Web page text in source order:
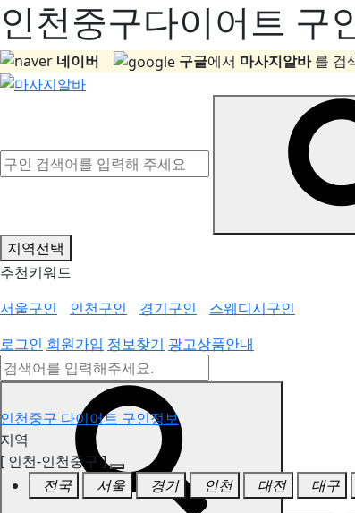
인천중구다이어트 구
네이버 구글에서 마사지알바를 검
지역선택
추천키워드
서울구인
인천구인 경기구인
스웨디시구인
로그인 회원가입 정보찾기 광고상품안내
인천중구 다이어트 구인정보
지역
[ 인천-인천중구 ]
전국
서울 경기 인천 대전 대구